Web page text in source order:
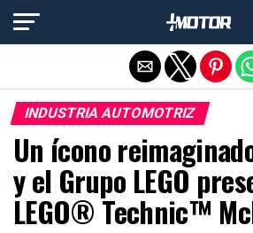
INDUSTRIA AUTOMOTRIZ
Un ícono
y el Grupo LEGO
LEGO® Technic™
Salir de la versión